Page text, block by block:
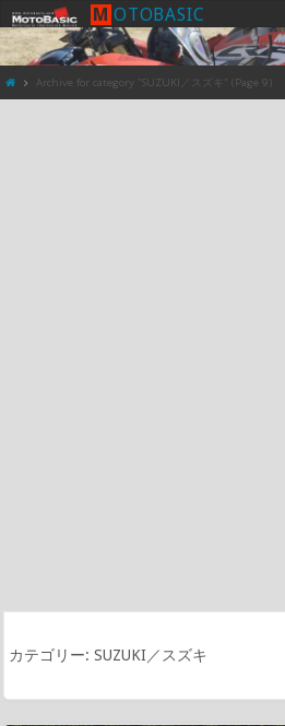
M OTOBASIC
Archive for category "SUZUKI／スズキ" (Page 9)
カテゴリー:SUZUKI／スズキ